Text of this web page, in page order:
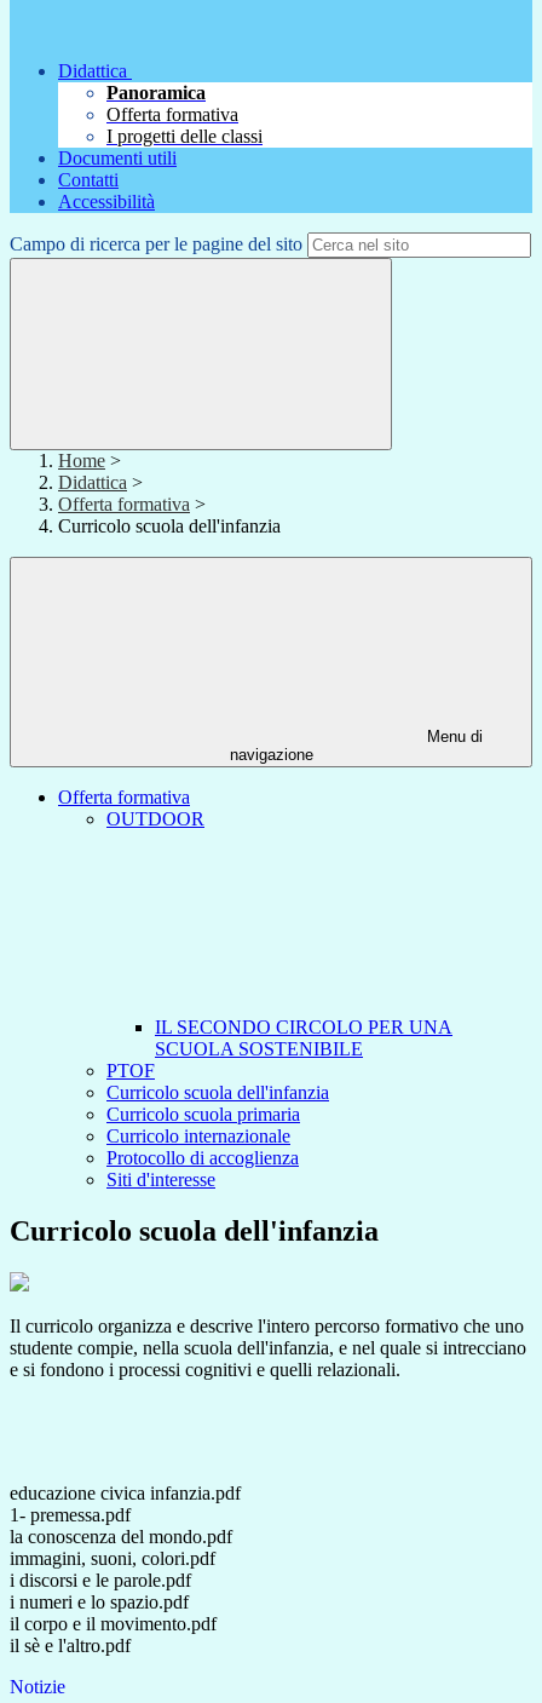
Didattica
Panoramica
Offerta formativa
I progetti delle classi
Documenti utili
Contatti
Accessibilità
Campo di ricerca per le pagine del sito
Home >
Didattica >
Offerta formativa >
Curricolo scuola dell'infanzia
Menu di
navigazione
Offerta formativa
OUTDOOR
IL SECONDO CIRCOLO PER UNA
SCUOLA SOSTENIBILE
PTOF
Curricolo scuola dell'infanzia
Curricolo scuola primaria
Curricolo internazionale
Protocollo di accoglienza
Siti d'interesse
Curricolo scuola dell'infanzia
Il curricolo organizza e descrive l'intero percorso formativo che uno
studente compie, nella scuola dell'infanzia, e nel quale si intrecciano
e si fondono i processi cognitivi e quelli relazionali.
educazione civica infanzia.pdf
1- premessa.pdf
la conoscenza del mondo.pdf
immagini, suoni, colori.pdf
i discorsi e le parole.pdf
i numeri e lo spazio.pdf
il corpo e il movimento.pdf
il sè e l'altro.pdf
Notizie